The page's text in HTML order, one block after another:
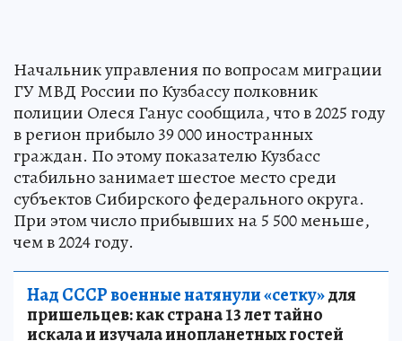
Начальник управления по вопросам миграции
ГУ МВД России по Кузбассу полковник
полиции Олеся Ганус сообщила, что в 2025 году
в регион прибыло 39 000 иностранных
граждан. По этому показателю Кузбасс
стабильно занимает шестое место среди
субъектов Сибирского федерального округа.
При этом число прибывших на 5 500 меньше,
чем в 2024 году.
Над СССР военные натянули «сетку»для
пришельцев: как страна 13 лет тайно
искала и изучала инопланетных гостей